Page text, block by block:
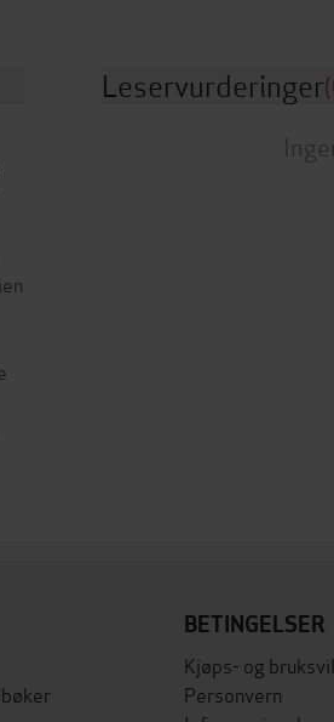
Leservurderinger
BETINGELSER
Kjøps- og
Personvern